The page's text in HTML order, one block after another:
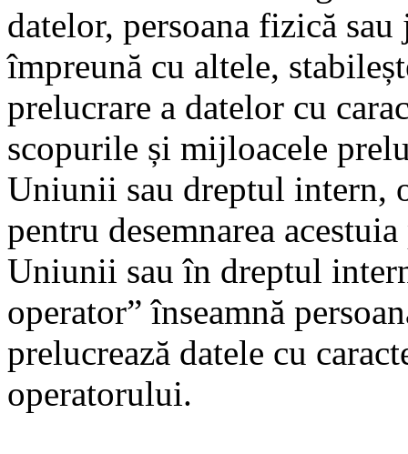
datelor, persoana fizică
împreună cu altele,
prelucrare a datelor cu
scopurile și mijloacele
Uniunii sau dreptul intern,
pentru desemnarea
Uniunii sau în dreptul
operator” înseamnă
prelucrează datele cu
operatorului.